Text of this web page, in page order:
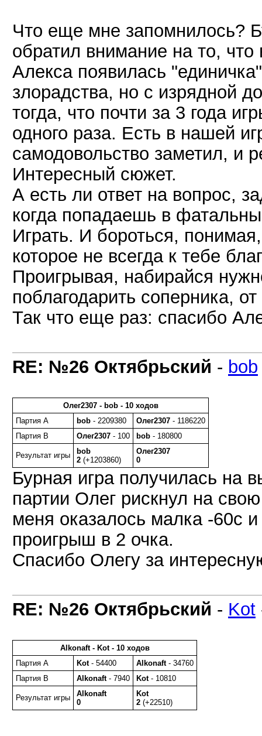
Что еще мне запомнилось?
обратил внимание на то,
Алекса появилась
злорадства, но с изрядной
тогда, что почти за 3 года
одного раза. Есть в нашей
самодовольство заметил, и
Интересный сюжет.
А есть ли ответ на вопрос,
когда попадаешь в
Играть. И бороться,
которое не всегда к тебе
Проигрывая, набирайся
поблагодарить соперника,
Так что еще раз: спасибо
RE: №26 Октябрьский - bob
Олег2307 - bob - 10 ходов
Партия A
bob - 2209380 Олег2307 - 1186220
Партия B
Олег2307 - 100 bob - 180800
Результат игры
bob
2 (+1203860)
Олег2307
0
Бурная игра получилась на
партии Олег рискнул на
меня оказалось малка -60с и
проигрыш в 2 очка.
Спасибо Олегу за
RE: №26 Октябрьский - Kot
Alkonaft - Kot - 10 ходов
Партия A
Kot- 54400 Alkonaft- 34760
Партия B
Alkonaft- 7940 Kot- 10810
Результат игры
Alkonaft
0
Kot
2 (+22510)